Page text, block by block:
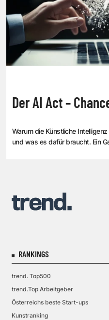
Der AI Act –
Warum die Künstliche
und was es dafür braucht. Ein
RANKINGS
trend. Top500
trend.Top Arbeitgeber
Österreichs beste Start-ups
Kunstranking